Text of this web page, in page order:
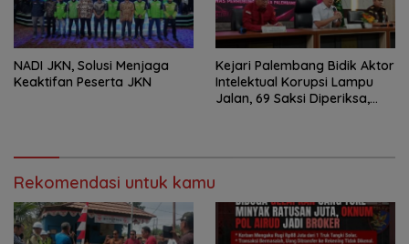
NADI JKN, Solusi Menjaga
Keaktifan Peserta JKN
Kejari Palembang Bidik Aktor
Intelektual Korupsi Lampu
Jalan, 69 Saksi Diperiksa,
Rekomendasi untuk kamu